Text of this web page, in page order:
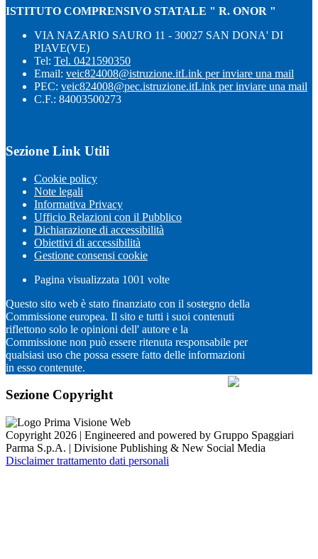
ISTITUTO COMPRENSIVO STATALE " R. ONOR "
VIA NAZARIO SAURO 11 - 30027 SAN DONA' DI
PIAVE(VE)
Tel: Tel. 0421590350
Email: veic824008@istruzione.itLink per inviare una mail
PEC: veic824008@pec.istruzione.itLink per inviare una mail
C.F.: 84003500273
Sezione Link Utili
Cookie policy
Note legali
Informativa Privacy
Ufficio Relazioni con il Pubblico
Dichiarazione di accessibilità
Obiettivi di accessibilità
Gestione consensi cookie
Pagina visualizzata 1001 volte
Questo sito web è stato finanziato con il sostegno della
Commissione europea. Il sito e tutti i suoi contenuti
riflettono solo le opinioni dell' autore e la
Commissione non può essere ritenuta responsabile per
qualsiasi uso che possa essere fatto delle informazioni
in esso contenute.
Sezione Copyright
Copyright 2026 | Engineered and powered by Gruppo Spaggiari
Parma S.p.A. | Divisione Publishing & New Social Media
Disclaimer trattamento dati personali